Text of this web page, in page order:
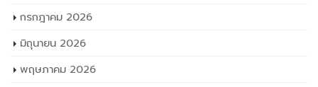
กรกฎาคม 2026
มิถุนายน 2026
พฤษภาคม 2026